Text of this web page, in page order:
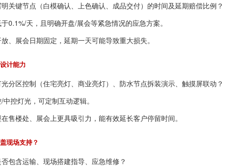
明关键节点（白模确认、上色确认、成品交付）的时间及延期赔偿比例？
于0.1%/天，且明确开盘/展会等紧急情况的应急方案。
放、展会日期固定，延期一天可能导致重大损失。
计能力
光分区控制（住宅亮灯、商业亮灯）、防水节点拆装演示、触摸屏联动？
中控灯光，可定制互动逻辑。
在售楼处、展会上更具吸引力，能有效延长客户停留时间。
现场支持？
否包含运输、现场搭建指导、应急维修？